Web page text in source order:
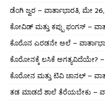
ಡೆಂಗಿ ಜ್ವರ – ವಾರ್ತಾಭಾರತಿ, ಮೇ
ಕೋವಿಡ್ ಮತ್ತು ಕಪ್ಪು ಫಂಗಸ್ –
ಕೊರೊನ ಎರಡನೇ ಅಲೆ –
ಕೊರೋನಕ್ಕೆ ಲಸಿಕೆ ಅಗತ್ಯವಿದೆಯೇ? –
ಕೊರೋನ ಮತ್ತು ಟಿವಿ ಚಾನಲ್ –
ತಡ ಮಾಡದೆ ಶಾಲೆ ತೆರೆಯಬೇಕು –